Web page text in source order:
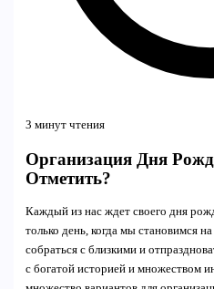
3 минут чтения
Организация Дня
Отметить?
Каждый из нас ждет своего дня
только день, когда мы становимся
собраться с близкими и
с богатой историей и множеством